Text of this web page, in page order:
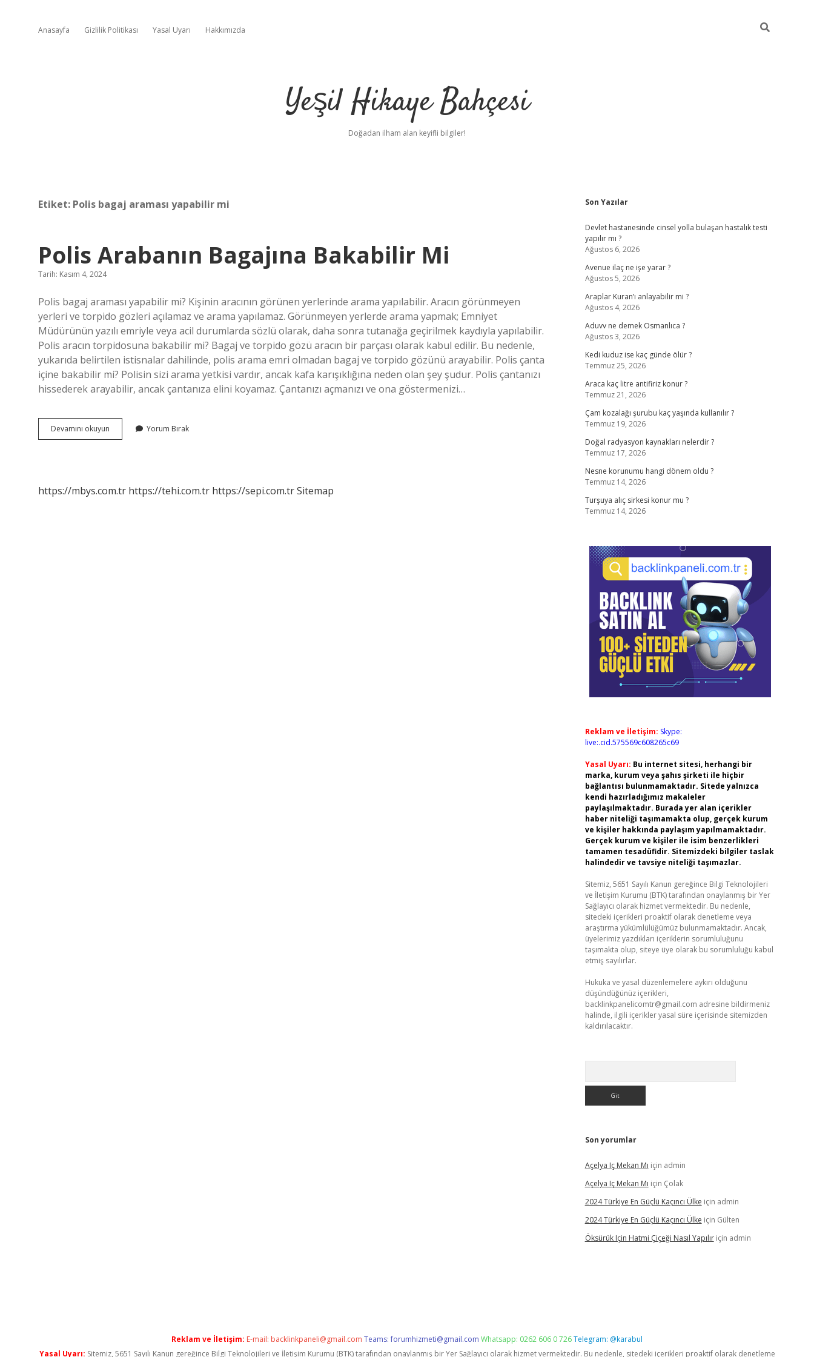
Anasayfa Gizlilik Politikası Yasal Uyarı Hakkımızda
Yeşil Hikaye Bahçesi
Doğadan ilham alan keyifli bilgiler!
Etiket: Polis bagaj araması yapabilir mi
Polis Arabanın Bagajına Bakabilir Mi
Tarih: Kasım 4, 2024
Polis bagaj araması yapabilir mi? Kişinin aracının görünen yerlerinde arama yapılabilir. Aracın görünmeyen
yerleri ve torpido gözleri açılamaz ve arama yapılamaz. Görünmeyen yerlerde arama yapmak; Emniyet
Müdürünün yazılı emriyle veya acil durumlarda sözlü olarak, daha sonra tutanağa geçirilmek kaydıyla yapılabilir.
Polis aracın torpidosuna bakabilir mi? Bagaj ve torpido gözü aracın bir parçası olarak kabul edilir. Bu nedenle,
yukarıda belirtilen istisnalar dahilinde, polis arama emri olmadan bagaj ve torpido gözünü arayabilir. Polis çanta
içine bakabilir mi? Polisin sizi arama yetkisi vardır, ancak kafa karışıklığına neden olan şey şudur. Polis çantanızı
hissederek arayabilir, ancak çantanıza elini koyamaz. Çantanızı açmanızı ve ona göstermenizi…
Devamını okuyun
Arabanın
Yorum Bırak
https://mbys.com.tr https://tehi.com.tr https://sepi.com.trSitemap
Sidebar
Son Yazılar
Devlet hastanesinde cinsel yolla bulaşan hastalık testi
yapılır mı ?
Ağustos 6, 2026
Avenue ilaç ne işe yarar ?
Ağustos 5, 2026
Araplar Kuran’ı anlayabilir mi ?
Ağustos 4, 2026
Aduvv ne demek Osmanlıca ?
Ağustos 3, 2026
Kedi kuduz ise kaç günde ölür ?
Temmuz 25, 2026
Araca kaç litre antifiriz konur ?
Temmuz 21, 2026
Çam kozalağı şurubu kaç yaşında kullanılır ?
Temmuz 19, 2026
Doğal radyasyon kaynakları nelerdir ?
Temmuz 17, 2026
Nesne korunumu hangi dönem oldu ?
Temmuz 14, 2026
Turşuya alıç sirkesi konur mu ?
Temmuz 14, 2026
Reklam ve İletişim: Skype:
live:.cid.575569c608265c69
Yasal Uyarı: Bu internet sitesi, herhangi bir
marka, kurum veya şahıs şirketi ile hiçbir
bağlantısı bulunmamaktadır. Sitede yalnızca
kendi hazırladığımız makaleler
paylaşılmaktadır. Burada yer alan içerikler
haber niteliği taşımamakta olup, gerçek kurum
ve kişiler hakkında paylaşım yapılmamaktadır.
Gerçek kurum ve kişiler ile isim benzerlikleri
tamamen tesadüfidir. Sitemizdeki bilgiler taslak
halindedir ve tavsiye niteliği taşımazlar.
Sitemiz, 5651 Sayılı Kanun gereğince Bilgi Teknolojileri
ve İletişim Kurumu (BTK) tarafından onaylanmış bir Yer
Sağlayıcı olarak hizmet vermektedir. Bu nedenle,
sitedeki içerikleri proaktif olarak denetleme veya
araştırma yükümlülüğümüz bulunmamaktadır. Ancak,
üyelerimiz yazdıkları içeriklerin sorumluluğunu
taşımakta olup, siteye üye olarak bu sorumluluğu kabul
etmiş sayılırlar.
Hukuka ve yasal düzenlemelere aykırı olduğunu
düşündüğünüz içerikleri,
backlinkpanelicomtr@gmail.com adresine bildirmeniz
halinde, ilgili içerikler yasal süre içerisinde sitemizden
kaldırılacaktır.
Son yorumlar
Açelya Iç Mekan Mı için admin
Açelya Iç Mekan Mı için Çolak
2024 Türkiye En Güçlü Kaçıncı Ülke için admin
2024 Türkiye En Güçlü Kaçıncı Ülke için Gülten
Öksürük Için Hatmi Çiçeği Nasıl Yapılıriçin admin
Reklam ve İletişim: E-mail: backlinkpaneli@gmail.com Teams:forumhizmeti@gmail.com Whatsapp: 0262 606 0 726Telegram: @karabul
Yasal Uyarı: Sitemiz, 5651 Sayılı Kanun gereğince Bilgi Teknolojileri ve İletişim Kurumu (BTK) tarafından onaylanmış bir Yer Sağlayıcı olarak hizmet vermektedir. Bu nedenle, sitedeki içerikleri proaktif olarak denetleme